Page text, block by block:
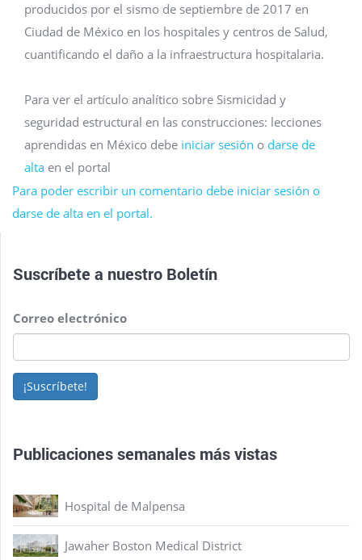
producidos por el sismo de septiembre de 2017 en
Ciudad de México en los hospitales y centros de Salud,
cuantificando el daño a la infraestructura hospitalaria.
Para ver el artículo analítico sobre Sismicidad y
seguridad estructural en las construcciones: lecciones
aprendidas en México debe iniciar sesión o darse de
alta en el portal
Para poder escribir un comentario debe iniciar sesión o
darse de alta en el portal.
Suscríbete a nuestro Boletín
Correo electrónico
¡Suscríbete!
Publicaciones semanales más vistas
Hospital de Malpensa
Jawaher Boston Medical District